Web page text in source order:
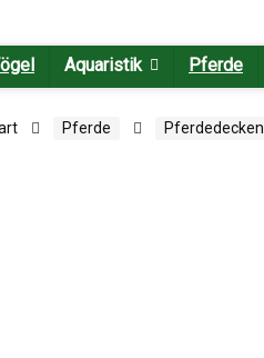
Aquaristik Pferde
Pferde Pferdedecken